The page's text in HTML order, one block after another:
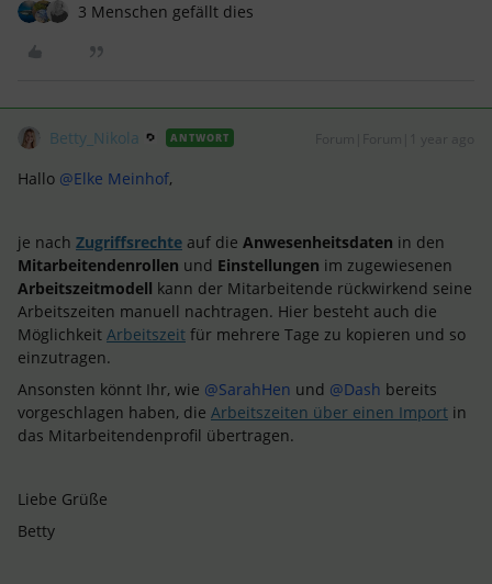
3 Menschen gefällt dies
Betty_Nikola ANTWORT
Hallo @Elke Meinhof,
je nach Zugriffsrechte auf die Anwesenheitsdaten in den
Mitarbeitendenrollen und Einstellungen im zugewiesenen
Arbeitszeitmodell kann der Mitarbeitende rückwirkend seine
Arbeitszeiten manuell nachtragen. Hier besteht auch die
Möglichkeit Arbeitszeit für mehrere Tage zu kopieren und so
einzutragen.
Ansonsten könnt Ihr, wie @SarahHen und @Dash bereits
vorgeschlagen haben, die Arbeitszeiten über einen Import in
das Mitarbeitendenprofil übertragen.
Liebe Grüße
Betty